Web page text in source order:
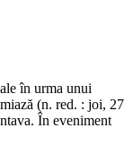
în urma unui
(n. red. : joi, 27
În eveniment